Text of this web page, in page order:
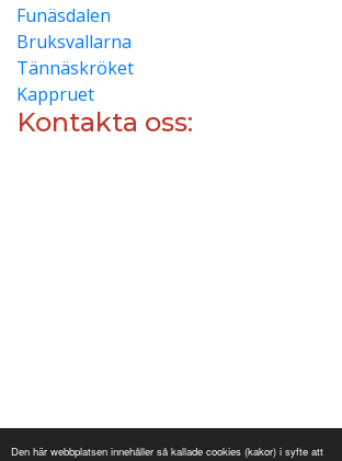
Den här webbplatsen innehåller så kallade cookies (kakor) i syfte att
Funäsdalen
Bruksvallarna
Tännäskröket
Kappruet
Kontakta oss:
Information & Reservation